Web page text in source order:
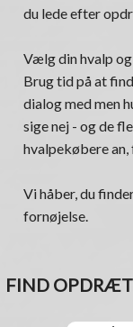
du lede efter
Vælg din hvalp
Brug tid på at
dialog med men
sige nej - og de
hvalpekøbere an,
Vi håber, du
fornøjelse.
FIND